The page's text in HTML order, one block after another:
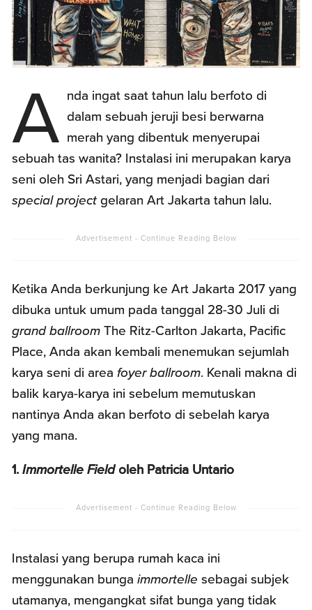
A nda ingat saat tahun lalu berfoto di
dalam sebuah jeruji besi berwarna
merah yang dibentuk menyerupai
sebuah tas wanita? Instalasi ini merupakan karya
seni oleh Sri Astari, yang menjadi bagian dari
special project gelaran Art Jakarta tahun lalu.
Ketika Anda berkunjung ke Art Jakarta 2017 yang
dibuka untuk umum pada tanggal 28-30 Juli di
grand ballroom The Ritz-Carlton Jakarta, Pacific
Place, Anda akan kembali menemukan sejumlah
karya seni di areafoyer ballroom. Kenali makna di
balik karya-karya ini sebelum memutuskan
nantinya Anda akan berfoto di sebelah karya
yang mana.
1.Immortelle Fieldoleh Patricia Untario
Instalasi yang berupa rumah kaca ini
menggunakan bungaimmortelle sebagai subjek
utamanya, mengangkat sifat bunga yang tidak